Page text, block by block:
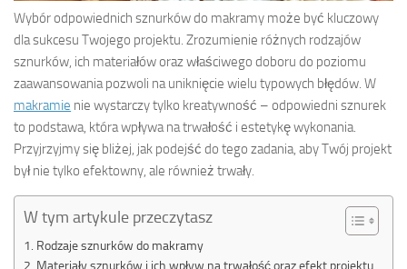
Wybór odpowiednich sznurków do makramy może być kluczowy
dla sukcesu Twojego projektu. Zrozumienie różnych rodzajów
sznurków, ich materiałów oraz właściwego doboru do poziomu
zaawansowania pozwoli na uniknięcie wielu typowych błędów. W
makramie nie wystarczy tylko kreatywność – odpowiedni sznurek
to podstawa, która wpływa na trwałość i estetykę wykonania.
Przyjrzyjmy się bliżej, jak podejść do tego zadania, aby Twój projekt
był nie tylko efektowny, ale również trwały.
W tym artykule przeczytasz
Rodzaje sznurków do makramy
Materiały sznurków i ich wpływ na trwałość oraz efekt projektu